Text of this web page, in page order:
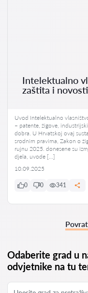
Intelektualno
zaštita i
Uvod Intelektualno
– patente, žigove,
dobra. U Hrvatskoj ovaj
srodnim pravima, Zakon o
rujnu 2025. donesene su
djela, uvode […]
10.09.2025
0 0 341
Odaberite grad u
odvjetnike na tu